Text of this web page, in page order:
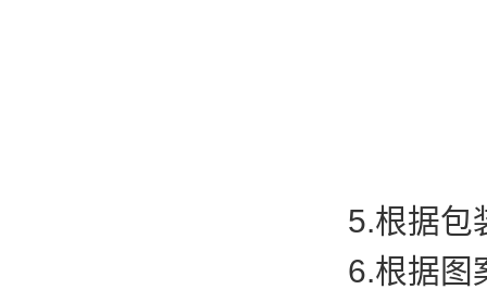
5.根据包装
6.根据图案